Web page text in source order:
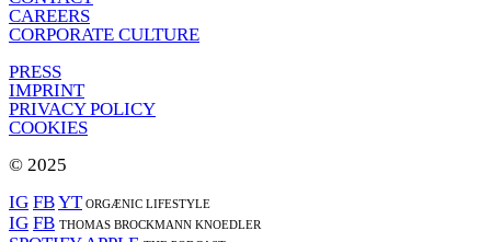
CAREERS
CORPORATE CULTURE
PRESS
IMPRINT
PRIVACY POLICY
COOKIES
© 2025
IG FBYTORGÆNIC LIFESTYLE
IG FB THOMAS BROCKMANN KNOEDLER